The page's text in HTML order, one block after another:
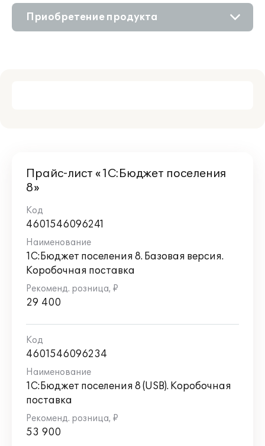
О решении
Приобретение продукта
Прайс-лист «1С:Бюджет поселения
8»
4601546096241
1С:Бюджет поселения 8. Базовая версия.
Коробочная поставка
29 400
4601546096234
1С:Бюджет поселения 8 (USB). Коробочная
поставка
53 900